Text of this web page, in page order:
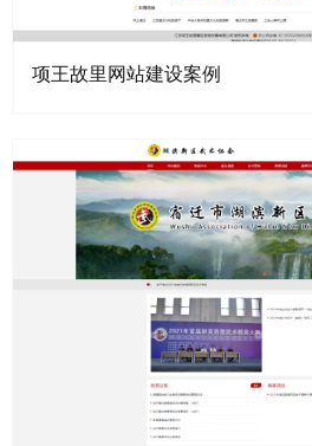
项王故里网站建设案例